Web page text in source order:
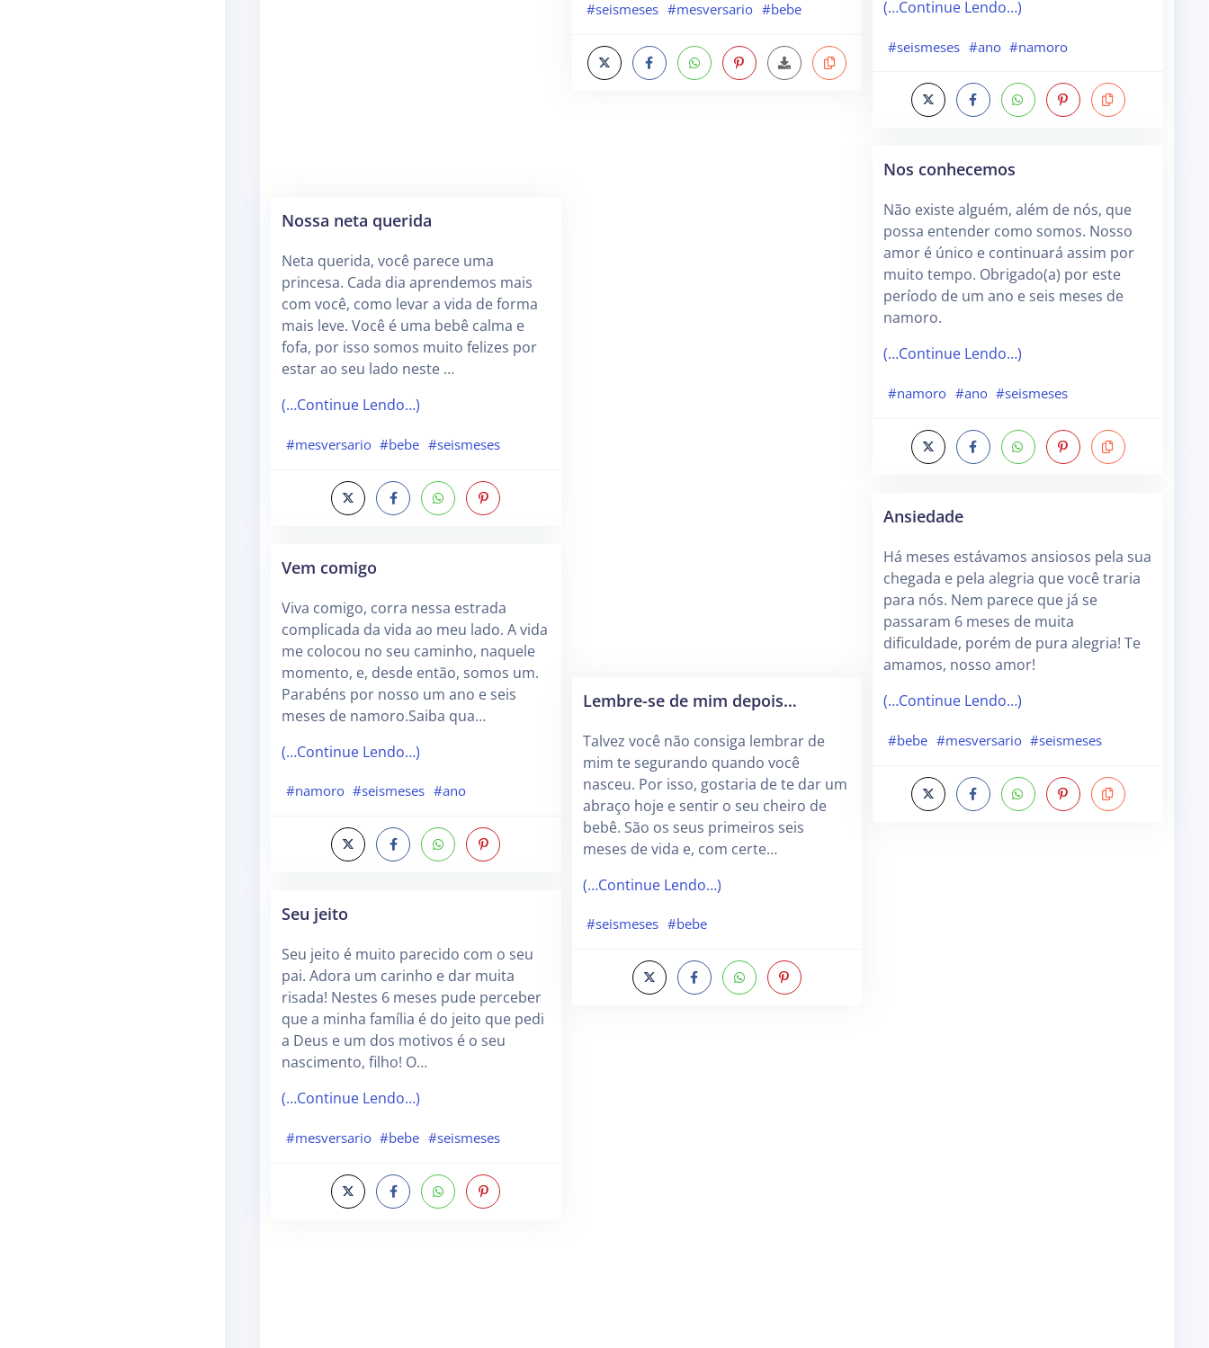
Nossa neta querida
Neta querida, você parece uma
princesa. Cada dia aprendemos mais
com você, como levar a vida de forma
mais leve. Você é uma bebê calma e
fofa, por isso somos muito felizes por
estar ao seu lado neste …
(…Continue Lendo…)
#mesversario #bebe #seismeses
Vem comigo
Viva comigo, corra nessa estrada
complicada da vida ao meu lado. A vida
me colocou no seu caminho, naquele
momento, e, desde então, somos um.
Parabéns por nosso um ano e seis
meses de namoro.Saiba qua…
(…Continue Lendo…)
#namoro #seismeses #ano
Seu jeito
Seu jeito é muito parecido com o seu
pai. Adora um carinho e dar muita
risada! Nestes 6 meses pude perceber
que a minha família é do jeito que pedi
a Deus e um dos motivos é o seu
nascimento, filho! O…
(…Continue Lendo…)
#mesversario #bebe #seismeses
#seismeses #mesversario #bebe
Lembre-se de mim depois…
Talvez você não consiga lembrar de
mim te segurando quando você
nasceu. Por isso, gostaria de te dar um
abraço hoje e sentir o seu cheiro de
bebê. São os seus primeiros seis
meses de vida e, com certe…
(…Continue Lendo…)
#seismeses #bebe
(…Continue Lendo…)
#seismeses #ano #namoro
Nos conhecemos
Não existe alguém, além de nós, que
possa entender como somos. Nosso
amor é único e continuará assim por
muito tempo. Obrigado(a) por este
período de um ano e seis meses de
namoro.
(…Continue Lendo…)
#namoro #ano #seismeses
Ansiedade
Há meses estávamos ansiosos pela sua
chegada e pela alegria que você traria
para nós. Nem parece que já se
passaram 6 meses de muita
dificuldade, porém de pura alegria! Te
amamos, nosso amor!
(…Continue Lendo…)
#bebe #mesversario #seismeses